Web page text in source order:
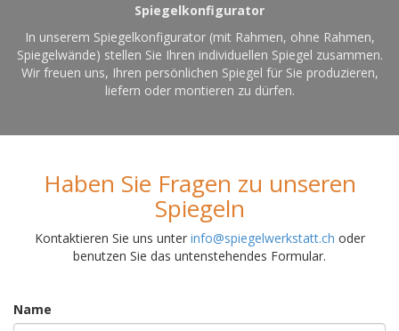
Spiegelkonfigurator
In unserem Spiegelkonfigurator (mit Rahmen, ohne Rahmen,
Spiegelwände) stellen Sie Ihren individuellen Spiegel zusammen.
Wir freuen uns, Ihren persönlichen Spiegel für Sie produzieren,
liefern oder montieren zu dürfen.
Haben Sie Fragen zu unseren
Spiegeln
Kontaktieren Sie uns unter info@spiegelwerkstatt.ch oder
benutzen Sie das untenstehendes Formular.
Name